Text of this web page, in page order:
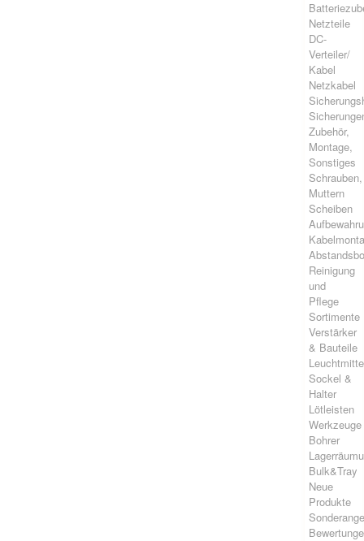
Netzteile
DC-
Verteiler/
Kabel
Netzkabel
Zubehör,
Montage,
Sonstiges
Schrauben,
Muttern
Scheiben
Reinigung
und
Pflege
Sortimente
Verstärker
& Bauteile
Sockel &
Halter
Lötleisten
Werkzeuge
Bohrer
Bulk&Tray
Neue
Produkte